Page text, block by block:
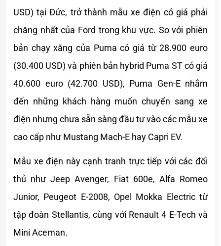
USD) tại Đức, trở thành mẫu xe điện có giá phải
chăng nhất của Ford trong khu vực. So với phiên
bản chạy xăng của Puma có giá từ 28.900 euro
(30.400 USD) và phiên bản hybrid Puma ST có giá
40.600 euro (42.700 USD), Puma Gen-E nhắm
đến những khách hàng muốn chuyển sang xe
điện nhưng chưa sẵn sàng đầu tư vào các mẫu xe
cao cấp như Mustang Mach-E hay Capri EV.
Mẫu xe điện này cạnh tranh trực tiếp với các đối
thủ như Jeep Avenger, Fiat 600e, Alfa Romeo
Junior, Peugeot E-2008, Opel Mokka Electric từ
tập đoàn Stellantis, cùng với Renault 4 E-Tech và
Mini Aceman.